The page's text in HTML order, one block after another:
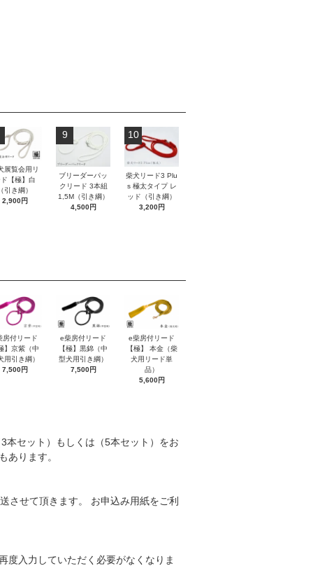
展覧会用リ
ド【極】白
（引き綱）
2,900円
9
ブリーダーパッ
クリード 3本組
1,5M（引き綱）
4,500円
10
柴犬リード3 Plu
s 極太タイプ レ
ッド（引き綱）
3,200円
房付リード
】京紫（中
用引き綱）
7,500円
e柴房付リード
【極】黒錦（中
型犬用引き綱）
7,500円
e柴房付リード
【極】 本金（柴
犬用リード単
品）
5,600円
本セット）もしくは（5本セット）をお
あります。
させて頂きます。 お申込み用紙をご利
度入力していただく必要がなくなりま